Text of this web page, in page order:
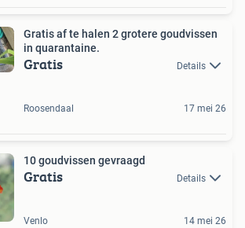
Gratis af te halen 2 grotere goudvissen
in quarantaine.
Gratis Details
Roosendaal 17 mei 26
10 goudvissen gevraagd
Gratis Details
Venlo 14 mei 26